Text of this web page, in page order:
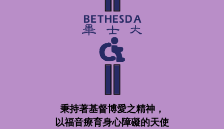
秉持著基督博愛之精神，
以福音療育身心障礙的天使